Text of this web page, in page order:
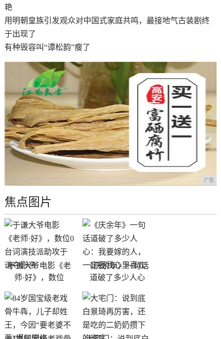
艳
用明朝皇族引发观众对中国式家庭共鸣，最接地气古装剧终
于出现了
有种毁容叫“谭松韵”瘦了
广告
焦点图片
于谦大爷电影《老
师·好》，数位
《庆余年》一句话
道破了多少人心